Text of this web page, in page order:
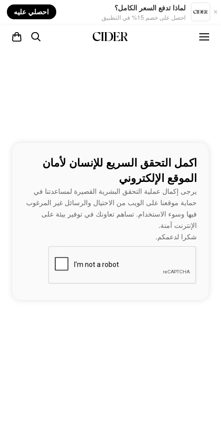
لماذا تدفع السعر الكامل؟
احصل على خصم 15% في التطبيق
احصلي عليه
اكمل التحقق السريع للإنسان لأمان
الموقع الإلكتروني
يرجى إكمال عملية التحقق البشرية القصيرة لمساعدتنا في
حماية موقعنا على الويب من الاحتيال والرسائل غير المرغوب
فيها وسوء الاستخدام. تساهم تعاونك في توفير بيئة على
الإنترنت آمنة.
شكرا لدعمكم.